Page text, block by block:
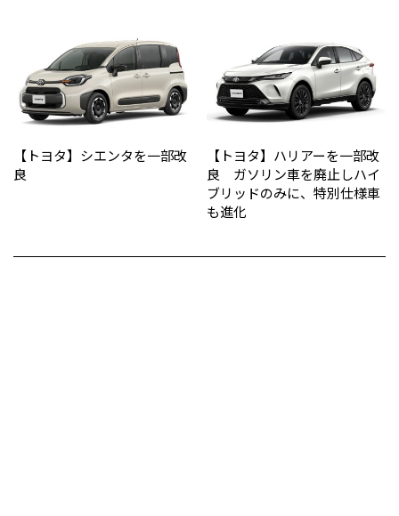
【トヨタ】シエンタを一部改
良
【トヨタ】ハリアーを一部改
良 ガソリン車を廃止しハイ
ブリッドのみに、特別仕様車
も進化